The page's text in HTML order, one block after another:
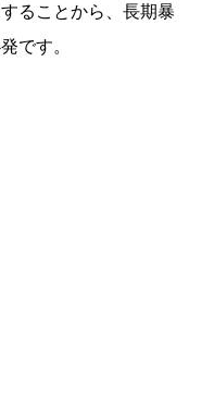
ることから、長期暴
です。